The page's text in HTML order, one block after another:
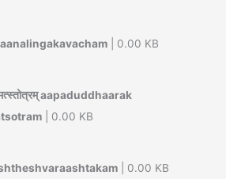
| 0.00 KB
aapaduddhaarak
| 0.00 KB
| 0.00 KB